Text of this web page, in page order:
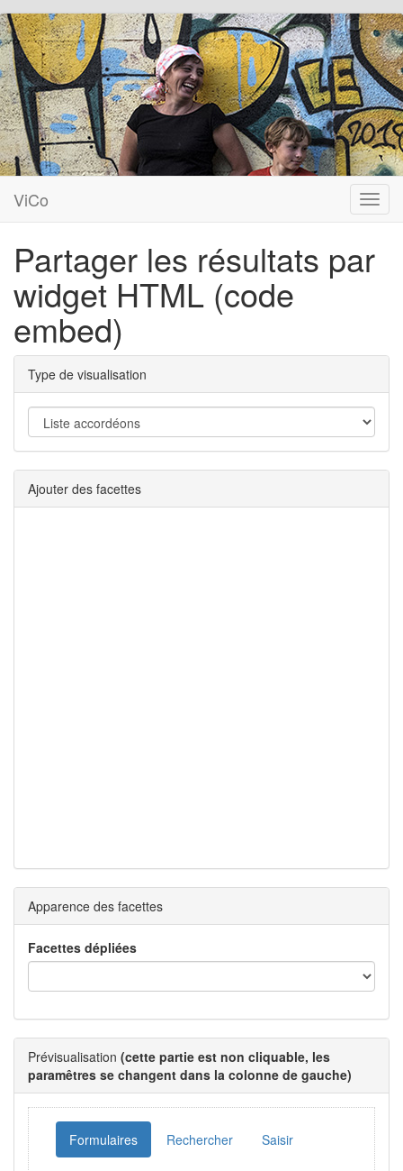
ViCo
Partager les résultats par
widget HTML (code
embed)
Type de visualisation
Ajouter des facettes
Apparence des facettes
Facettes dépliées
Prévisualisation (cette partie est non cliquable, les
paramêtres se changent dans la colonne de gauche)